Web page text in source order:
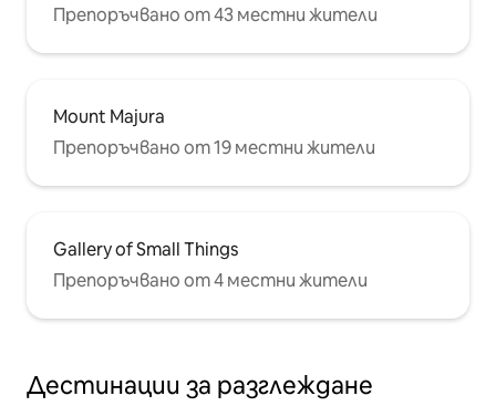
Препоръчвано от 43 местни жители
Mount Majura
Препоръчвано от 19 местни жители
Gallery of Small Things
Препоръчвано от 4 местни жители
Дестинации за разглеждане